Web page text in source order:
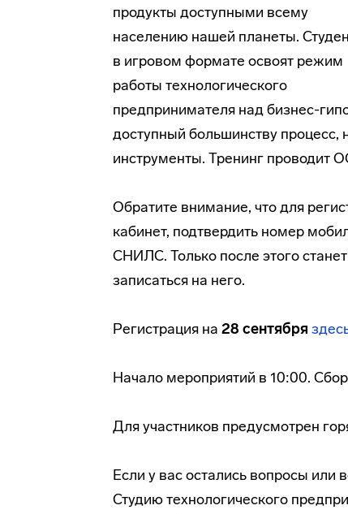
продукты доступными всему
населению нашей планеты.
в игровом формате освоят режим
работы технологического
предпринимателя над бизнес-
доступный большинству
инструменты. Тренинг
Обратите внимание, что для
кабинет, подтвердить номер
СНИЛС. Только после этого
записаться на него.
Регистрация на 28 сентября
Начало мероприятий в 10:00.
Для участников предусмотрен
Если у вас остались вопросы или
Студию технологического